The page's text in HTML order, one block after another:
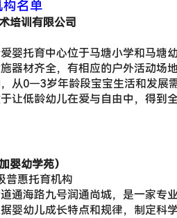
名单
培训有限公司
婴托育中心位于马塘小学和马塘
器材齐全，有相应的户外活动场
从0－3岁年龄段宝宝生活和发展
让低龄幼儿在爱与自由中，得到
婴幼学苑）
普惠托育机构
通海路九号润通尚城，是一家专
婴幼儿成长特点和规律，制定科